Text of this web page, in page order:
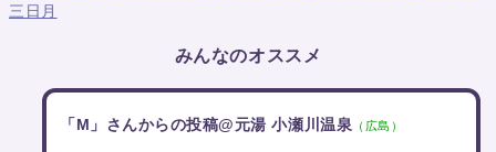
三日月
みんなのオススメ
「M」さんからの投稿@元湯 小瀬川温泉 （広島）